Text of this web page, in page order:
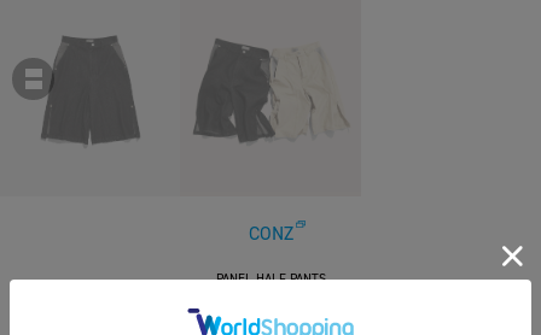
CONZ
PANEL HALF PANTS
￥20,900 税込